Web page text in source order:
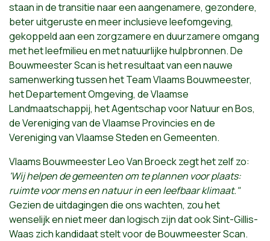
staan in de transitie naar een aangenamere, gezondere,
beter uitgeruste en meer inclusieve leefomgeving,
gekoppeld aan een zorgzamere en duurzamere omgang
met het leefmilieu en met natuurlijke hulpbronnen. De
Bouwmeester Scan is het resultaat van een nauwe
samenwerking tussen het Team Vlaams Bouwmeester,
het Departement Omgeving, de Vlaamse
Landmaatschappij, het Agentschap voor Natuur en Bos,
de Vereniging van de Vlaamse Provincies en de
Vereniging van Vlaamse Steden en Gemeenten.
Vlaams Bouwmeester Leo Van Broeck zegt het zelf zo:
'Wij helpen de gemeenten om te plannen voor plaats:
ruimte voor mens en natuur in een leefbaar klimaat."
Gezien de uitdagingen die ons wachten, zou het
wenselijk en niet meer dan logisch zijn dat ook Sint-Gillis-
Waas zich kandidaat stelt voor de Bouwmeester Scan.